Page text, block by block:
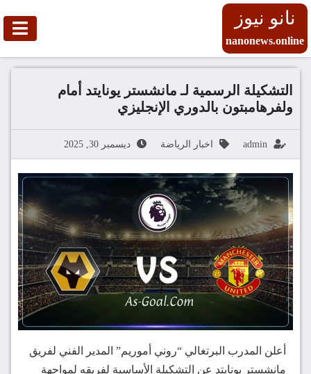
نانو نيوز
nanonews.online
التشكيلة الرسمية لـ مانشستر يونايتد أمام
ولفرهامبتون بالدوري الإنجليزي
admin اخبار الرياضة ديسمبر 30, 2025
أعلن المدرب البرتغالي “روني أموريم” المدير الفني لفريق
مانشستر يونايتد عن التشكيلة الأساسية لفريقه لمواجهة